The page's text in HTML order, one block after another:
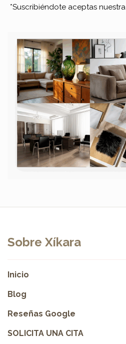
*Suscribiéndote aceptas nuestra
Sobre Xíkara
Inicio
Blog
Reseñas Google
SOLICITA UNA CITA